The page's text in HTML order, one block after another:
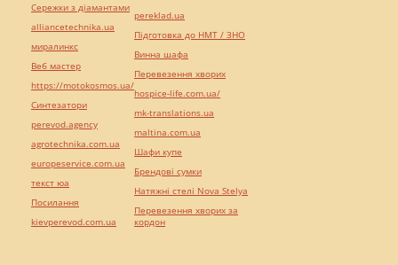
Сережки з діамантами
alliancetechnika.ua
миралинкс
Веб мастер
https://motokosmos.ua/
Синтезатори
perevod.agency
agrotechnika.com.ua
europeservice.com.ua
текст юа
Посилання
kievperevod.com.ua
pereklad.ua
Підготовка до НМТ / ЗНО
Винна шафа
Перевезення хворих
hospice-life.com.ua/
mk-translations.ua
maltina.com.ua
Шафи купе
Брендові сумки
Натяжні стелі Nova Stelya
Перевезення хворих за
кордон